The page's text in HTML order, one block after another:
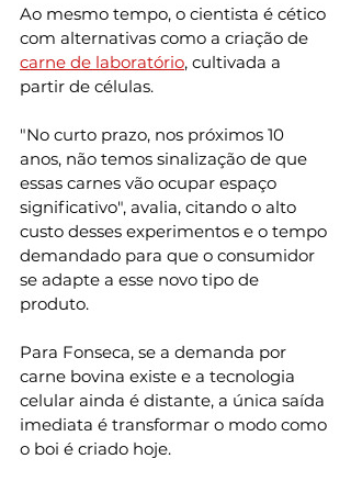
Ao mesmo tempo, o cientista é cético
com alternativas como a criação de
carne de laboratório, cultivada a
partir de células.
"No curto prazo, nos próximos 10
anos, não temos sinalização de que
essas carnes vão ocupar espaço
significativo", avalia, citando o alto
custo desses experimentos e o tempo
demandado para que o consumidor
se adapte a esse novo tipo de
produto.
Para Fonseca, se a demanda por
carne bovina existe e a tecnologia
celular ainda é distante, a única saída
imediata é transformar o modo como
o boi é criado hoje.